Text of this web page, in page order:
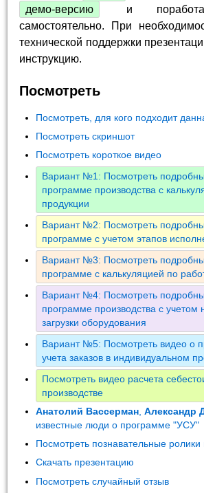
демо-версию
и
самостоятельно. При
технической поддержки
инструкцию.
Посмотреть
Посмотреть, для кого подходит
Посмотреть скриншот
Посмотреть короткое видео
Вариант №1: Посмотреть
программе производства с
продукции
Вариант №2: Посмотреть
программе с учетом этапов
Вариант №3: Посмотреть
программе с калькуляцией по
Вариант №4: Посмотреть
программе производства с учетом
загрузки оборудования
Вариант №5: Посмотреть видео о
учета заказов в индивидуальном
Посмотреть видео расчета
производстве
Анатолий Вассерман ,Александр
известные люди о программе "УСУ"
Посмотреть познавательные ролики
Скачать презентацию
Посмотреть случайный отзыв